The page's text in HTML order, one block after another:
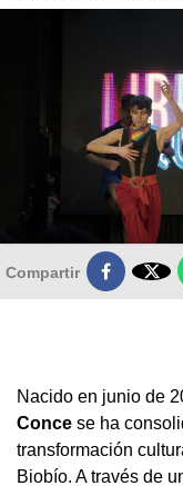
Compartir
Nacido en junio de
Conce se ha
transformación
Biobío. A través de